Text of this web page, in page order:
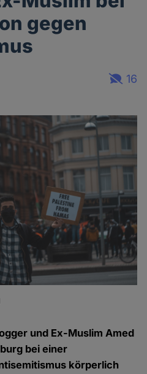
gegen
16
und Ex-Muslim Amed
bei einer
körperlich